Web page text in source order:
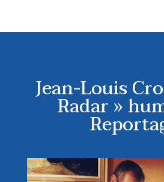
Jean-Louis
Radar »